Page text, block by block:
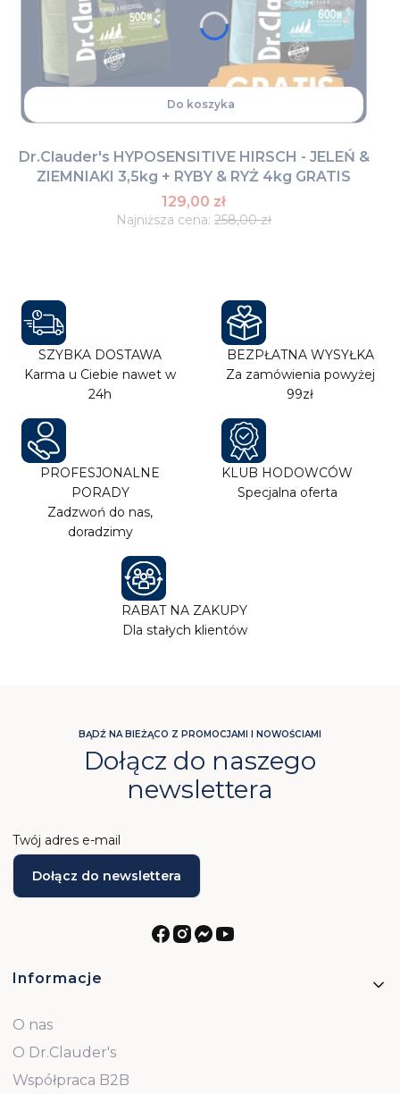
Do koszyka
Dr.Clauder's HYPOSENSITIVE HIRSCH - JELEŃ &
ZIEMNIAKI 3,5kg + RYBY & RYŻ 4kg GRATIS
129,00 zł
Najniższa cena: 258,00 zł
SZYBKA DOSTAWA
Karma u Ciebie nawet w
24h
BEZPŁATNA WYSYŁKA
Za zamówienia powyżej
99zł
PROFESJONALNE
PORADY
Zadzwoń do nas,
doradzimy
KLUB HODOWCÓW
Specjalna oferta
RABAT NA ZAKUPY
Dla stałych klientów
BĄDŹ NA BIEŻĄCO Z PROMOCJAMI I NOWOŚCIAMI
Dołącz do naszego
newslettera
Twój adres e-mail
Dołącz do newslettera
Linki w stopce
Informacje
O nas
O Dr.Clauder's
Współpraca B2B